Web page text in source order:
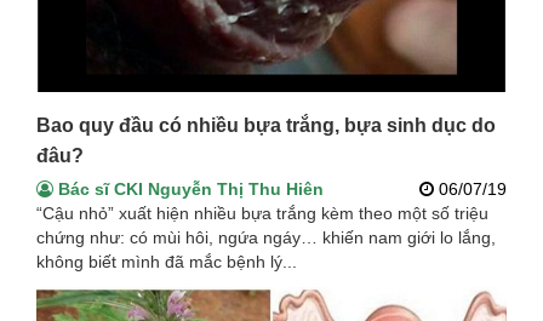
Bao quy đầu có nhiều bựa trắng, bựa sinh dục do
đâu?
Bác sĩ CKI Nguyễn Thị Thu Hiên
06/07/19
“Cậu nhỏ” xuất hiện nhiều bựa trắng kèm theo một số triệu
chứng như: có mùi hôi, ngứa ngáy… khiến nam giới lo lắng,
không biết mình đã mắc bệnh lý...